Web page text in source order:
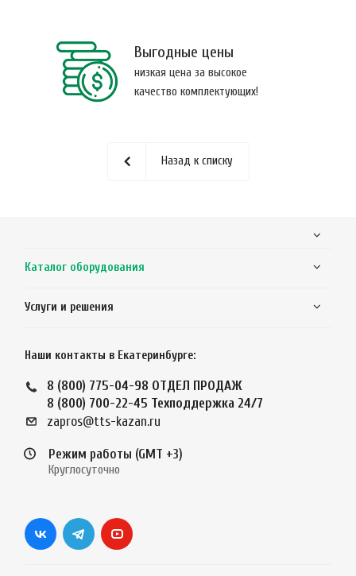
Выгодные цены
низкая цена за высокое
качество комплектующих!
Назад к списку
Каталог оборудования
Услуги и решения
Наши контакты в Екатеринбурге:
8 (800) 775-04-98 ОТДЕЛ ПРОДАЖ
8 (800) 700-22-45 Техподдержка 24/7
zapros@tts-kazan.ru
Режим работы (GMT +3)
Круглосуточно